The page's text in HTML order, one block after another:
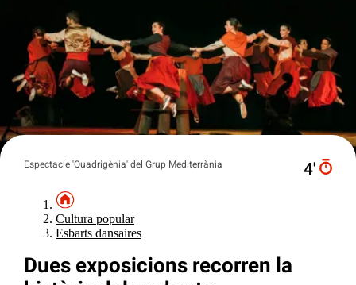
Espectacle 'Quadrigènia' del Grup Mediterrània 4′
Cultura popular
Esbarts dansaires
Dues exposicions recorren la